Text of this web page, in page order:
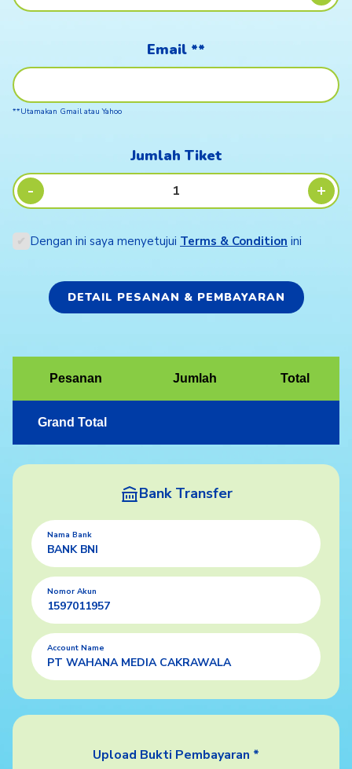
Email **
**Utamakan Gmail atau Yahoo
Jumlah Tiket
- +
Dengan ini saya menyetujui Terms & Condition ini
DETAIL PESANAN & PEMBAYARAN
Pesanan Jumlah Total
Grand Total
Bank Transfer
Nama Bank
BANK BNI
Nomor Akun
1597011957
Account Name
PT WAHANA MEDIA CAKRAWALA
Upload Bukti Pembayaran *